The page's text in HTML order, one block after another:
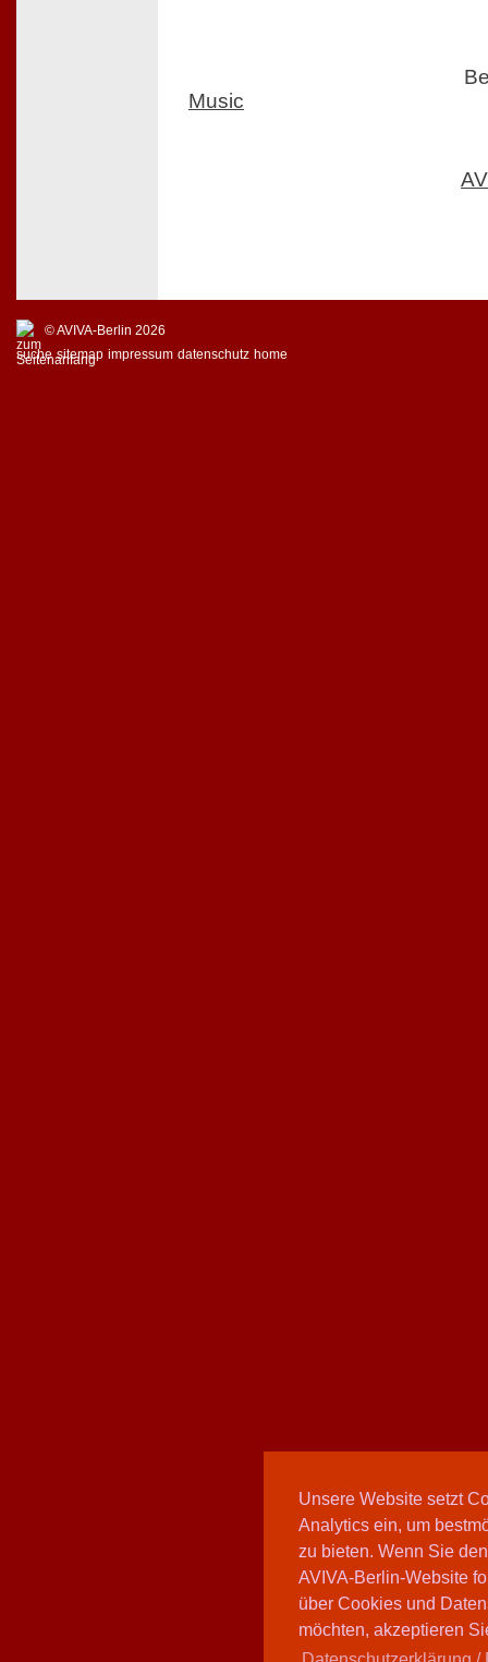
Unsere Website setzt
Analytics ein, um
zu bieten. Wenn Sie
AVIVA-Berlin-Website
über Cookies und
möchten, akzeptieren
Music
© AVIVA-Berlin 2026
suche sitemap impressum datenschutz home